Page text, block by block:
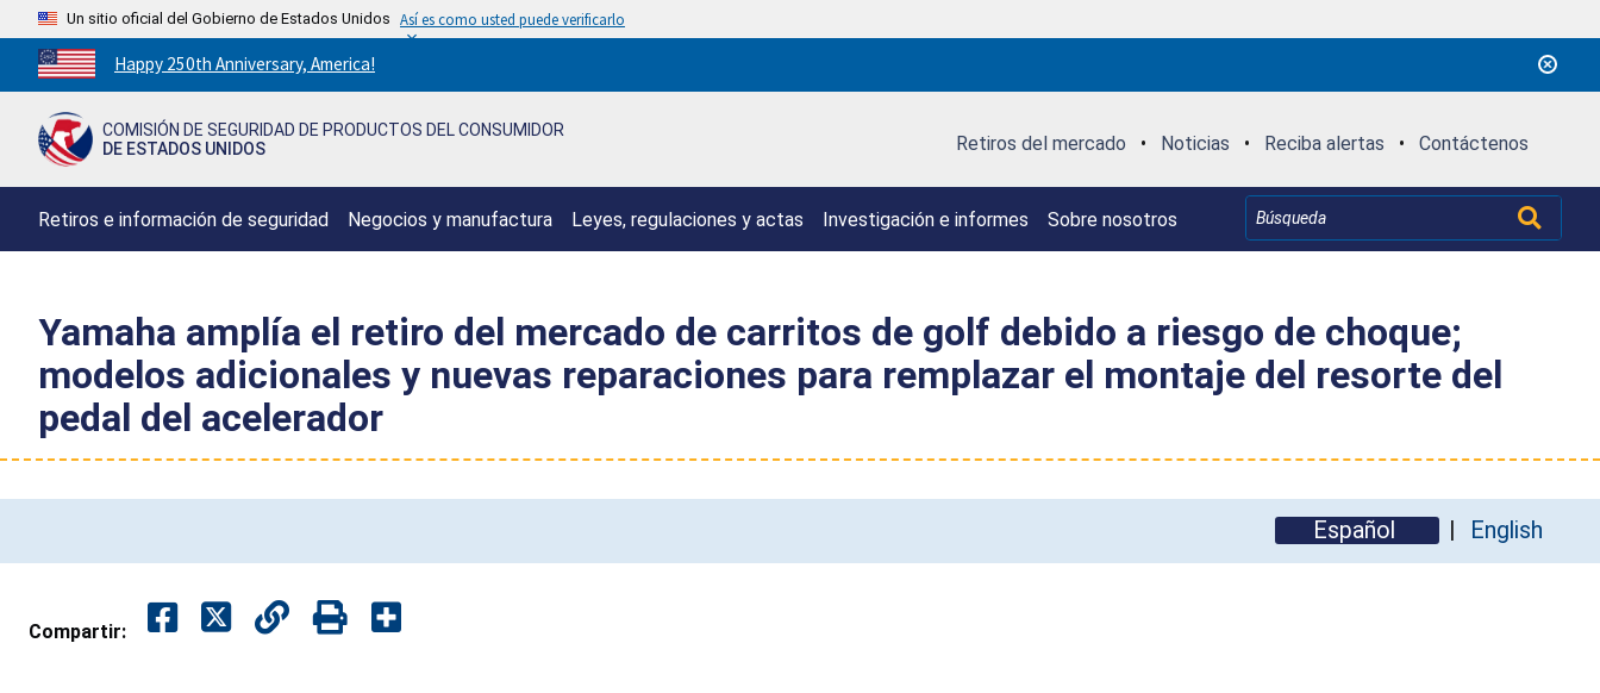
Un sitio oficial del Gobierno de Estados Unidos Así es como usted puede verificarlo
Countdown
to
America's
250th
Happy 250th Anniversary, America!
COMISIÓN DE SEGURIDAD DE PRODUCTOS DEL CONSUMIDOR
DE ESTADOS UNIDOS
Retiros del mercado • Noticias • Reciba alertas • Contáctenos
Retiros e información de seguridad Negocios y manufactura Leyes, regulaciones y actas Investigación e informes Sobre nosotros
Yamaha amplía el retiro del mercado de carritos de golf debido a riesgo de choque;
modelos adicionales y nuevas reparaciones para remplazar el montaje del resorte del
pedal del acelerador
Español English
Compartir: